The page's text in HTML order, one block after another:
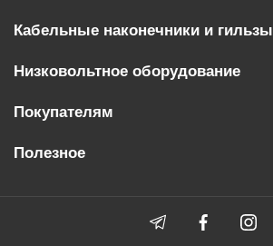
Кабельные наконечники и гильзы
Низковольтное оборудование
Покупателям
Полезное